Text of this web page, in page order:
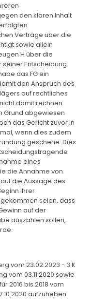
den klaren Inhalt
Verträge über die
sowie allein
H über die
Entscheidung
das FG ein
den Anspruch des
auf rechtliches
damit rechnen
Grund abgewiesen
das Gericht zuvor in
wenn dies zudem
geschehe. Dies
eines
die Annahme von
die Aussage des
ihrer
seien, dass
auf der
auszahlen sollen,
vom 23.02.2023 - 3 K
vom 03.11.2020 sowie
2016 bis 2018 vom
aufzuheben.